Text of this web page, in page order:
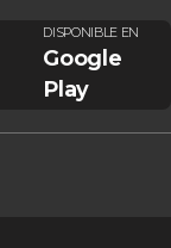
DISPONIBLE EN
Google
Play